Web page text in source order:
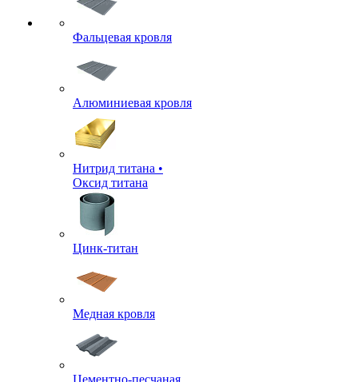
Фальцевая кровля
Алюминиевая кровля
Нитрид титана •
Оксид титана
Цинк-титан
Медная кровля
Цементно-песчаная